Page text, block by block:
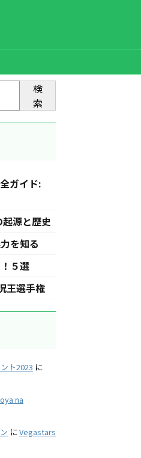
検
索
ガイド:
源と歴史
を知る
５選
王選手権
ト2023 に
na
にVegastars